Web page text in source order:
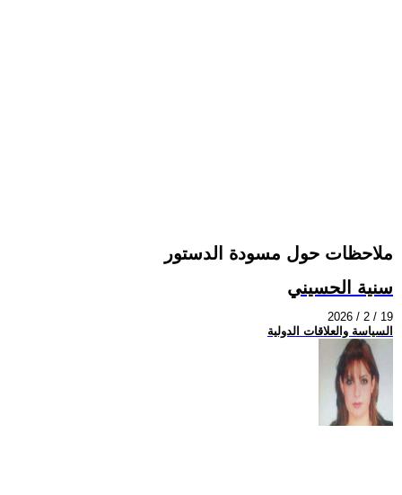
ملاحظات حول مسودة الدستور
سنية الحسيني
2026 / 2 / 19
السياسة والعلاقات الدولية